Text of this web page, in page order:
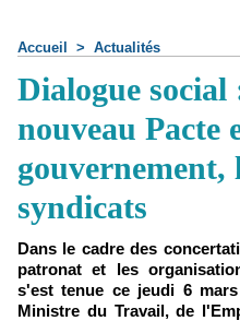
Accueil > Actualités
Dialogue social
nouveau Pacte
gouvernement,
syndicats
Dans le cadre des
patronat et les
s'est tenue ce jeudi 6
Ministre du Travail, de